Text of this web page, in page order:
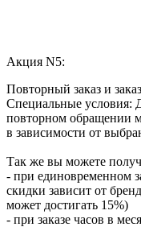
Акция N5:
Повторный заказ и
Специальные условия:
повторном обращении
в зависимости от
Так же вы можете
- при единовременном
скидки зависит от
может достигать 15%)
- при заказе часов в